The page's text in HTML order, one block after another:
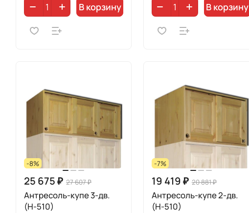
В корзину В корзину
-8%
25 675 ₽ 27 607 ₽
Антресоль-купе 3-дв.
(Н-510)
-7%
19 419 ₽ 20 881 ₽
Антресоль-купе 2-дв.
(Н-510)